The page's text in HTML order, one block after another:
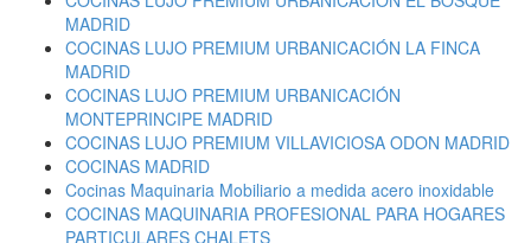
MADRID
COCINAS LUJO PREMIUM URBANICACIÓN LA FINCA
MADRID
COCINAS LUJO PREMIUM URBANICACIÓN
MONTEPRINCIPE MADRID
COCINAS LUJO PREMIUM VILLAVICIOSA ODON MADRID
COCINAS MADRID
Cocinas Maquinaria Mobiliario a medida acero inoxidable
COCINAS MAQUINARIA PROFESIONAL PARA HOGARES
PARTICULARES CHALETS